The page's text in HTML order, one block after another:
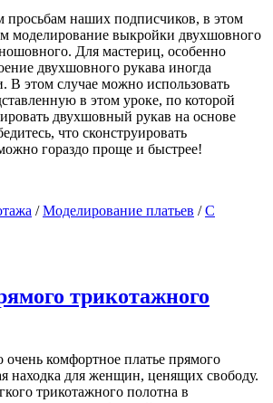
наших подписчиков, в этом
моделирование выкройки двухшовного
Для мастериц, особенно
двухшовного рукава иногда
В этом случае можно использовать
в этом уроке, по которой
двухшовный рукав на основе
что сконструировать
гораздо проще и быстрее!
/Моделирование платьев /С
трикотажного
комфортное платье прямого
находка для женщин, ценящих свободу.
трикотажного полотна в